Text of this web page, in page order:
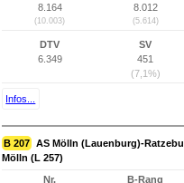
8.164
(10.003)
8.012
(5.614)
DTV
6.349
SV
451
(7,1%)
Infos...
B 207 AS Mölln (Lauenburg)-
Mölln (L 257)
Nr. B-Rang